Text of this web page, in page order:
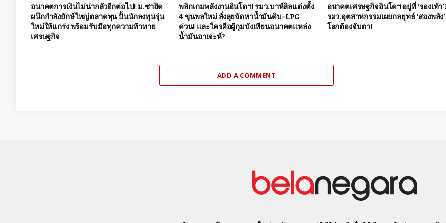
อนาคตการเงินไม่น่ากลัวอีกต่อไป! ม.ซาฮิด
ผนึกกำลังยักษ์ใหญ่ตลาดทุน ปั้นนักลงทุนรุ่น
ใหม่ให้แกร่ง พร้อมรับมือทุกความท้าทาย
เศรษฐกิจ
พลิกเกมพลังงานอินโดฯ! รมว.บาห์ลิลแต่งตั้ง
4 ขุนพลใหม่ สั่งลุยจัดหาน้ำมันดิบ-LPG
ด่วน! และใครคือผู้กุมบังเหียนอนาคตแหล่ง
น้ำมันอาเจะห์?
อนาคตเศรษฐกิจอินโดฯ อยู่ที่ ‘รองเท้า
รมว.อุตสาหกรรมเผยกลยุทธ์ ‘สองพลัง
โลกต้องจับตา!
ADD A COMMENT